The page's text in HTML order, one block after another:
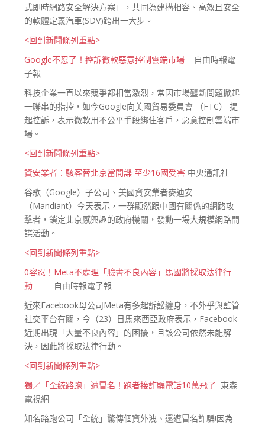
式即時網路安全解決方案」，共同為建構相容、高效且安全
的軟體定義汽車(SDV)跨出一大步。
<回到新聞條列重點>
Google不忍了！控訴微軟惡意控制雲端市場 自由時報電
子報
科技企業一直以來競爭都相當激烈，常因市場壟斷問題掀起
一聯串的指控，如今Google向美國貿易委員會 （FTC） 提
起控訴，表示微軟用不公平手段綁住客戶，惡意控制雲端市
場。
<回到新聞條列重點>
資安業者：駭客替北京當間諜 至少16國受害 中央通訊社
谷歌（Google）子公司、美國資安業者麥迪安
（Mandiant）今天表示，一群顯然跟中國有關係的網路攻
擊者，鎖定北京感興趣的政府機關，發動一場大規模網路間
諜活動。
<回到新聞條列重點>
0容忍！Meta不處理「臉書不良內容」馬國將採取法律行
動 自由時報電子報
近來Facebook母公司Meta有多起訴訟纏身，不外乎與監管
社交平台有關，今（23）日馬來西亞政府表示，Facebook
近期出現「大量不良內容」的困擾，且該公司依然未能解
決，因此將採取法律行動。
<回到新聞條列重點>
獨／「全統路跑」遭冒名！跑者接詐騙電話10萬飛了 東森
電視網
知名路跑公司「全統」驚傳個資外洩、還遭冒名詐騙!因為